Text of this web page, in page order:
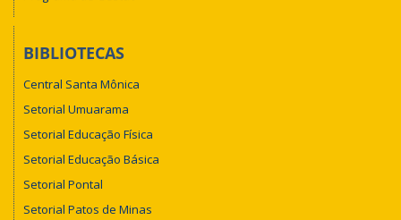
BIBLIOTECAS
Central Santa Mônica
Setorial Umuarama
Setorial Educação Física
Setorial Educação Básica
Setorial Pontal
Setorial Patos de Minas